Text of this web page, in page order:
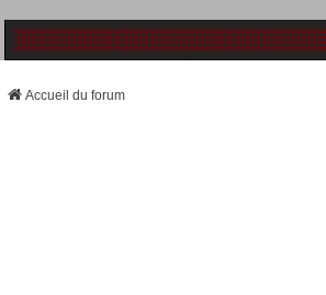
Accueil du forum